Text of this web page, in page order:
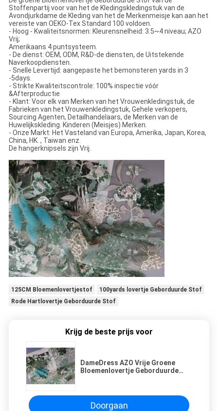
Stoffenpartij voor van het de Kledingskledingstuk van de
Avondjurkdame de Kleding van het de Merkenmeisje kan aan het
vereiste van OEKO-Tex Standard 100 voldoen.
- Hoog - Kwaliteitsnormen: Kleurensnelheid: 3.5~4 niveau; AZO
Vrij;
Amerikaans 4 puntsysteem.
- De dienst: OEM, ODM, R&D-de diensten, de Uitstekende
Naverkoopdiensten.
- Snelle Levertijd: aangepaste het bemonsteren yards in 3
-5days.
- Strikte Kwaliteitscontrole: 100% inspectie vóór
&Afterproductie
- Klant: Voor elk van Merken van het Vrouwenkledingstuk, de
Fabrieken van het Vrouwenkledingstuk, Gehele verkopers,
Sourcing Agenten, Detailhandelaars, de Merken van de
Huwelijkskleding. Kinderen (Meisjes) Merken.
- Onze Markt: Het Vasteland van Europa, Amerika, Japan, Korea,
China, HK. , Taiwan enz.
De hangerknipsels zijn Vrij.
125CM Bloemenlovertjestof
100yards lovertje Geborduurde Stof
Rode Hartlovertje Geborduurde Stof
Krijg de beste prijs voor
DameDress AZO Vrije Groene
Bloemenlovertje Geborduurde
Doorgaan